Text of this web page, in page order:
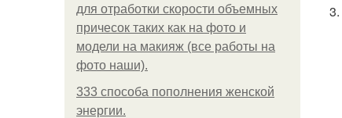
для отработки скорости объемных
причесок таких как на фото и
модели на макияж (все работы на
фото наши).
333 способа пополнения женской
энергии.